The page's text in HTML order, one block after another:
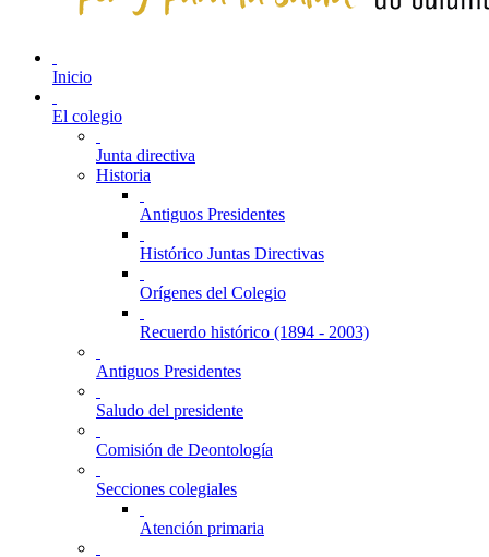
Inicio
El colegio
Junta directiva
Historia
Antiguos Presidentes
Histórico Juntas Directivas
Orígenes del Colegio
Recuerdo histórico (1894 - 2003)
Antiguos Presidentes
Saludo del presidente
Comisión de Deontología
Secciones colegiales
Atención primaria